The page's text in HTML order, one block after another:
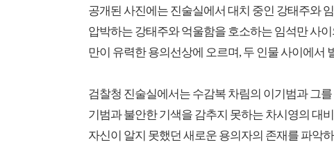
공개된 사진에는 진술실에서 대치 중인 강태주와
압박하는 강태주와 억울함을 호소하는 임석만 사
만이 유력한 용의선상에 오르며, 두 인물 사이에서
검찰청 진술실에서는 수감복 차림의 이기범과 그
기범과 불안한 기색을 감추지 못하는 차시영의 대
자신이 알지 못했던 새로운 용의자의 존재를 파악